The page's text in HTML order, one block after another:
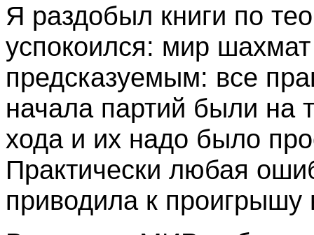
Я раздобыл книги по
успокоился: мир
предсказуемым: все
начала партий были на
хода и их надо было
Практически любая
приводила к проигрышу